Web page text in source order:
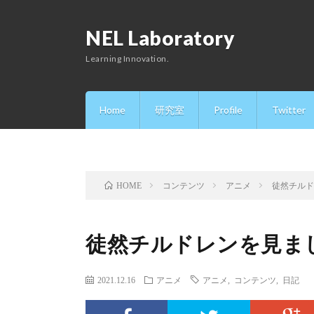
NEL Laboratory
Learning Innovation.
Home 研究室 Profile Twitter
HOME コンテンツ アニメ 徒然チル
徒然チルドレンを見ま
2021.12.16 アニメ アニメ コンテンツ 日記